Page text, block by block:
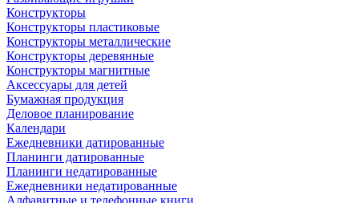
Конструкторы
Конструкторы пластиковые
Конструкторы металлические
Конструкторы деревянные
Конструкторы магнитные
Аксессуары для детей
Бумажная продукция
Деловое планирование
Календари
Ежедневники датированные
Планинги датированные
Планинги недатированные
Ежедневники недатированные
Алфавитные и телефонные книги